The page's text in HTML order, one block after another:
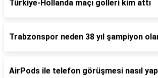
Türkiye-Hollanda maçı golleri kim attı
Trabzonspor neden 38 yıl şampiyon
AirPods ile telefon görüşmesi nasıl